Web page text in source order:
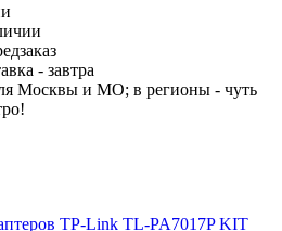
- завтра
Москвы и МО; в регионы - чуть